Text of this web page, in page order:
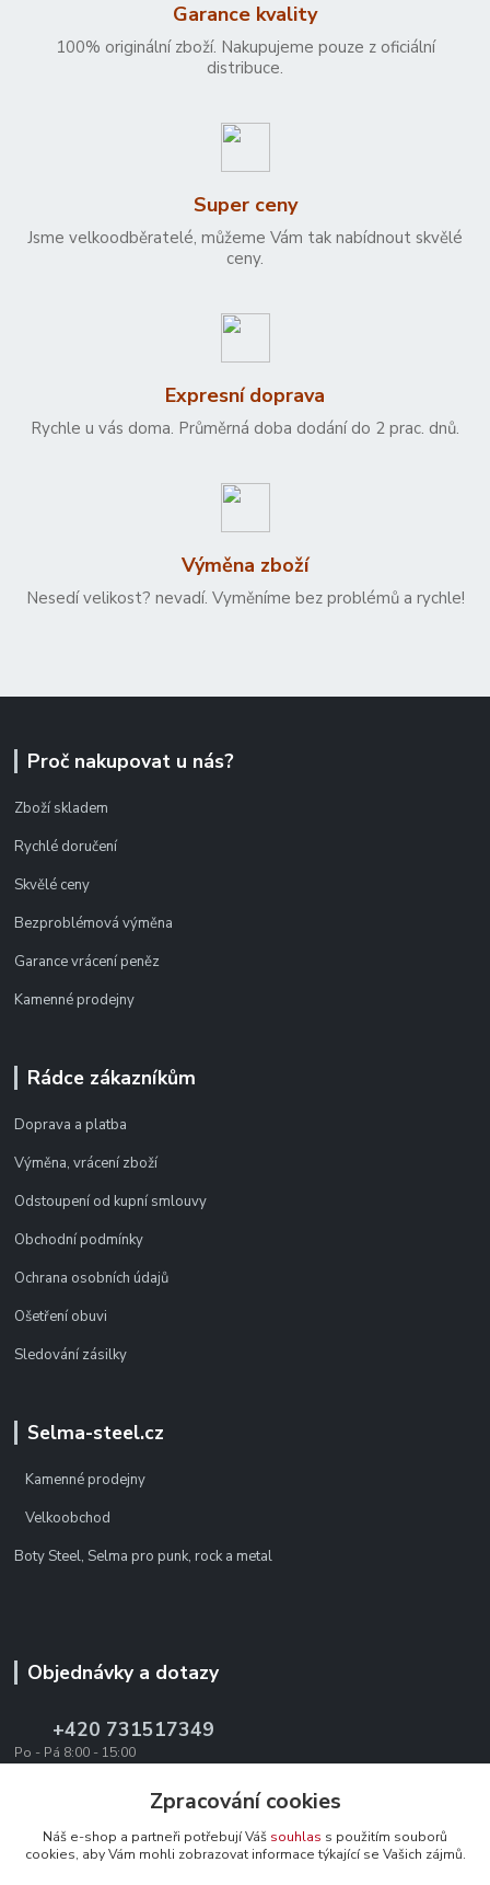
Garance kvality
100% originální zboží. Nakupujeme pouze z oficiální
distribuce.
Super ceny
Jsme velkoodběratelé, můžeme Vám tak nabídnout skvělé
ceny.
Expresní doprava
Rychle u vás doma. Průměrná doba dodání do 2 prac. dnů.
Výměna zboží
Nesedí velikost? nevadí. Vyměníme bez problémů a rychle!
Proč nakupovat u nás?
Zboží skladem
Rychlé doručení
Skvělé ceny
Bezproblémová výměna
Garance vrácení peněz
Kamenné prodejny
Rádce zákazníkům
Doprava a platba
Výměna, vrácení zboží
Odstoupení od kupní smlouvy
Obchodní podmínky
Ochrana osobních údajů
Ošetření obuvi
Sledování zásilky
Selma-steel.cz
Kamenné prodejny
Velkoobchod
Boty Steel, Selma pro punk, rock a metal
Objednávky a dotazy
+420 731517349
Po - Pá 8:00 - 15:00
office@texevo.czZpracování cookies
Náš e-shop a partneři potřebují Váš souhlas s použitím souborů
cookies, aby Vám mohli zobrazovat informace týkající se Vašich zájmů.